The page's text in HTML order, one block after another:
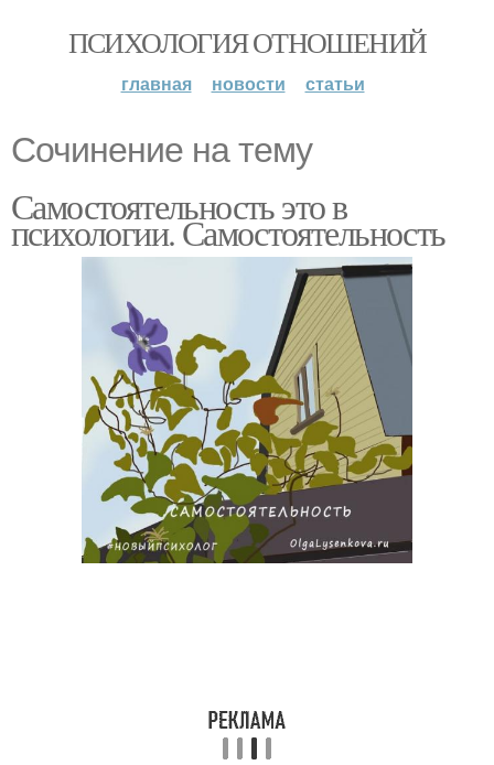
ПСИХОЛОГИЯ ОТНОШЕНИЙ
главная новости статьи
Сочинение на тему
Самостоятельность это в
психологии. Самостоятельность